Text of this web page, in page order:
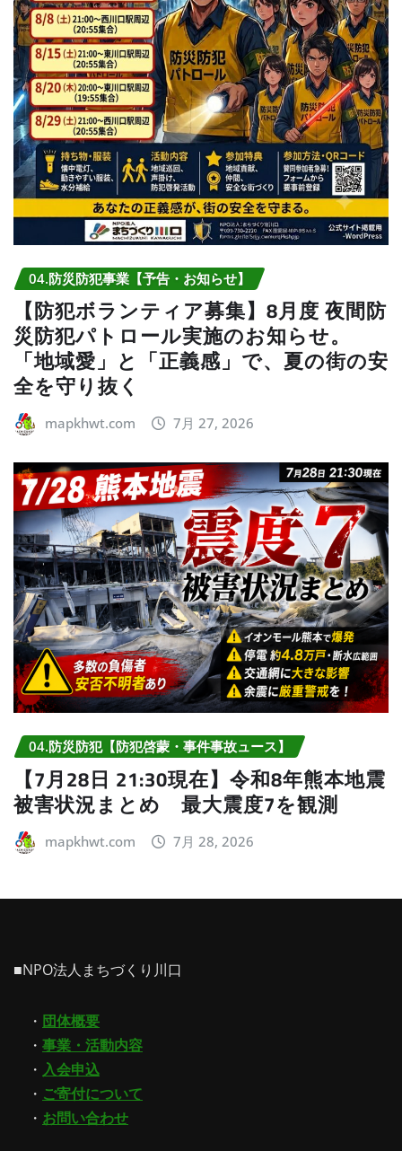
04.防災防犯事業【予告・お知らせ】
【防犯ボランティア募集】8月度 夜間防
災防犯パトロール実施のお知らせ。
「地域愛」と「正義感」で、夏の街の安
全を守り抜く
mapkhwt.com 7月 27, 2026
04.防災防犯【防犯啓蒙・事件事故ュース】
【7月28日 21:30現在】令和8年熊本地震
被害状況まとめ 最大震度7を観測
mapkhwt.com 7月 28, 2026
■NPO法人まちづくり川口
・ 団体概要
・ 事業・活動内容
・ 入会申込
・ ご寄付について
・ お問い合わせ